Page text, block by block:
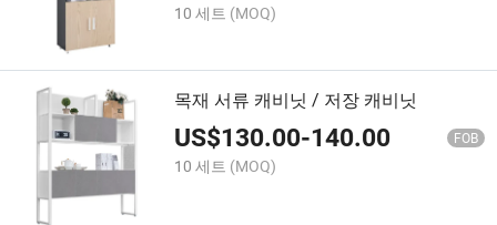
10 세트 (MOQ)
목재 서류 캐비닛 / 저장 캐비닛
US$130.00-140.00 FOB
10 세트 (MOQ)